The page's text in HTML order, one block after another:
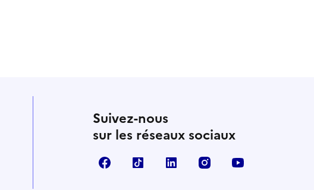
Suivez-nous
sur les réseaux sociaux
FacebookTikTok LinkedIn Instagram